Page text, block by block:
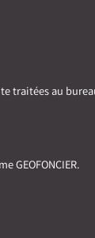
traitées au